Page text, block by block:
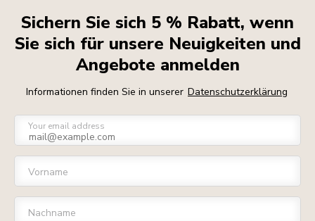
Sichern Sie sich 5 % Rabatt, wenn
Sie sich für unsere Neuigkeiten und
Angebote anmelden
Informationen finden Sie in unserer Datenschutzerklärung
Your email address
Vorname
Nachname